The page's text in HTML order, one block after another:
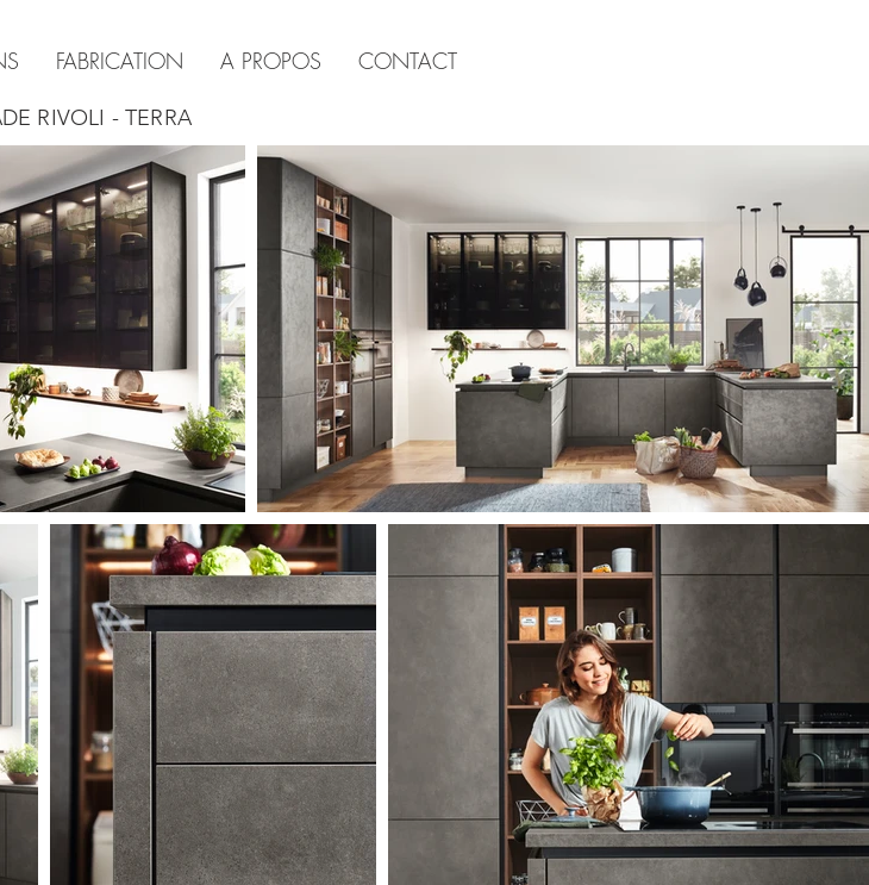
FABRICATION A PROPOS CONTACT
RIVOLI - TERRA